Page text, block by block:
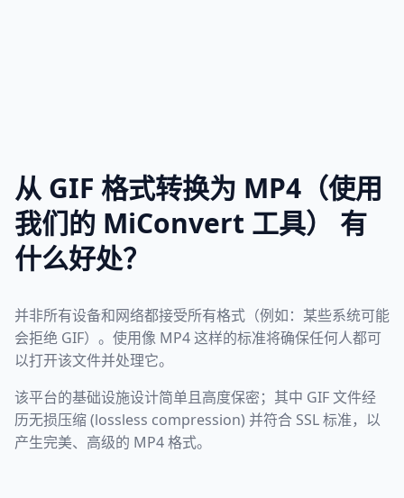
从 GIF 格式转换为 MP4（使用
我们的 MiConvert 工具） 有
什么好处？
并非所有设备和网络都接受所有格式（例如：某些系统可能
会拒绝 GIF）。使用像 MP4 这样的标准将确保任何人都可
以打开该文件并处理它。
该平台的基础设施设计简单且高度保密；其中 GIF 文件经
历无损压缩 (lossless compression) 并符合 SSL 标准，以
产生完美、高级的 MP4 格式。